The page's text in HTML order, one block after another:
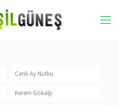
Cenk Ay Nutku
Kerem Gökalp